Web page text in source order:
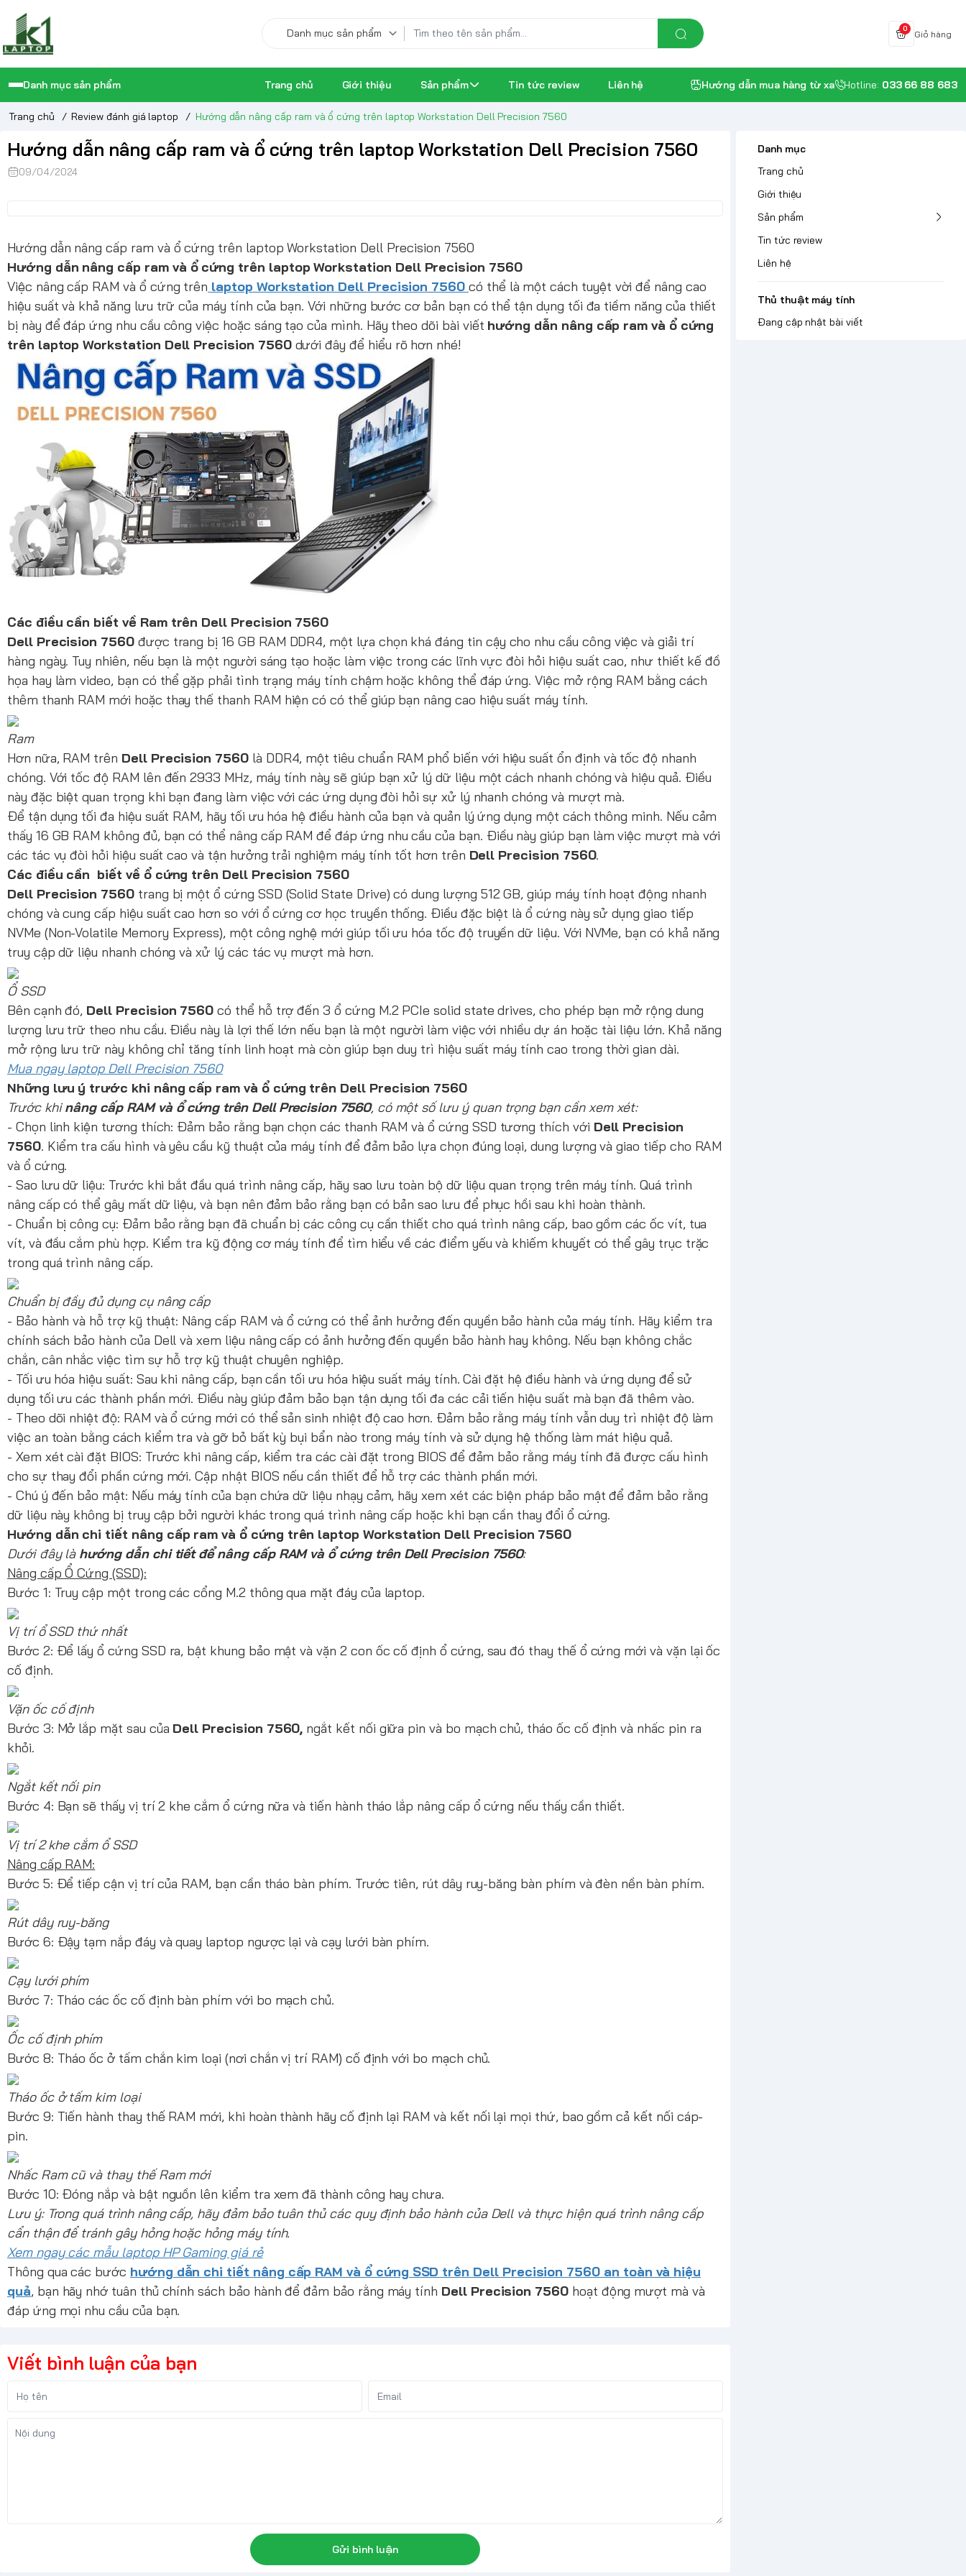
0
Giỏ hàng
Danh mục sản phẩm Trang chủ Giới thiệu Sản phẩm Tin tức review Liên hệ Hướng dẫn mua hàng từ xa Hotline: 033 66 88 683
Trang chủ / Review đánh giá laptop / Hướng dẫn nâng cấp ram và ổ cứng trên laptop Workstation Dell Precision 7560
Hướng dẫn nâng cấp ram và ổ cứng trên laptop Workstation Dell Precision 7560
09/04/2024
Hướng dẫn nâng cấp ram và ổ cứng trên laptop Workstation Dell Precision 7560
Hướng dẫn nâng cấp ram và ổ cứng trên laptop Workstation Dell Precision 7560
Việc nâng cấp RAM và ổ cứng trên laptop Workstation Dell Precision 7560 có thể là một cách tuyệt vời để nâng cao
hiệu suất và khả năng lưu trữ của máy tính của bạn. Với những bước cơ bản bạn có thể tận dụng tối đa tiềm năng của thiết
bị này để đáp ứng nhu cầu công việc hoặc sáng tạo của mình. Hãy theo dõi bài viết hướng dẫn nâng cấp ram và ổ cứng
trên laptop Workstation Dell Precision 7560dưới đây để hiểu rõ hơn nhé!
Các điều cần biết về Ram trên Dell Precision 7560
Dell Precision 7560được trang bị 16 GB RAM DDR4, một lựa chọn khá đáng tin cậy cho nhu cầu công việc và giải trí
hàng ngày. Tuy nhiên, nếu bạn là một người sáng tạo hoặc làm việc trong các lĩnh vực đòi hỏi hiệu suất cao, như thiết kế đồ
họa hay làm video, bạn có thể gặp phải tình trạng máy tính chậm hoặc không thể đáp ứng. Việc mở rộng RAM bằng cách
thêm thanh RAM mới hoặc thay thế thanh RAM hiện có có thể giúp bạn nâng cao hiệu suất máy tính.
Ram
Hơn nữa, RAM trên Dell Precision 7560 là DDR4, một tiêu chuẩn RAM phổ biến với hiệu suất ổn định và tốc độ nhanh
chóng. Với tốc độ RAM lên đến 2933 MHz, máy tính này sẽ giúp bạn xử lý dữ liệu một cách nhanh chóng và hiệu quả. Điều
này đặc biệt quan trọng khi bạn đang làm việc với các ứng dụng đòi hỏi sự xử lý nhanh chóng và mượt mà.
Để tận dụng tối đa hiệu suất RAM, hãy tối ưu hóa hệ điều hành của bạn và quản lý ứng dụng một cách thông minh. Nếu cảm
thấy 16 GB RAM không đủ, bạn có thể nâng cấp RAM để đáp ứng nhu cầu của bạn. Điều này giúp bạn làm việc mượt mà với
các tác vụ đòi hỏi hiệu suất cao và tận hưởng trải nghiệm máy tính tốt hơn trên Dell Precision 7560.
Các điều cần biết về ổ cứng trên Dell Precision 7560
Dell Precision 7560trang bị một ổ cứng SSD (Solid State Drive) có dung lượng 512 GB, giúp máy tính hoạt động nhanh
chóng và cung cấp hiệu suất cao hơn so với ổ cứng cơ học truyền thống. Điều đặc biệt là ổ cứng này sử dụng giao tiếp
NVMe (Non-Volatile Memory Express), một công nghệ mới giúp tối ưu hóa tốc độ truyền dữ liệu. Với NVMe, bạn có khả năng
truy cập dữ liệu nhanh chóng và xử lý các tác vụ mượt mà hơn.
Ổ SSD
Bên cạnh đó, Dell Precision 7560có thể hỗ trợ đến 3 ổ cứng M.2 PCIe solid state drives, cho phép bạn mở rộng dung
lượng lưu trữ theo nhu cầu. Điều này là lợi thế lớn nếu bạn là một người làm việc với nhiều dự án hoặc tài liệu lớn. Khả năng
mở rộng lưu trữ này không chỉ tăng tính linh hoạt mà còn giúp bạn duy trì hiệu suất máy tính cao trong thời gian dài.
Mua ngay laptop Dell Precision 7560
Những lưu ý trước khi nâng cấp ram và ổ cứng trên Dell Precision 7560
Trước khinâng cấp RAM và ổ cứng trên Dell Precision 7560, có một số lưu ý quan trọng bạn cần xem xét:
- Chọn linh kiện tương thích: Đảm bảo rằng bạn chọn các thanh RAM và ổ cứng SSD tương thích với Dell Precision
7560. Kiểm tra cấu hình và yêu cầu kỹ thuật của máy tính để đảm bảo lựa chọn đúng loại, dung lượng và giao tiếp cho RAM
và ổ cứng.
- Sao lưu dữ liệu: Trước khi bắt đầu quá trình nâng cấp, hãy sao lưu toàn bộ dữ liệu quan trọng trên máy tính. Quá trình
nâng cấp có thể gây mất dữ liệu, và bạn nên đảm bảo rằng bạn có bản sao lưu để phục hồi sau khi hoàn thành.
- Chuẩn bị công cụ: Đảm bảo rằng bạn đã chuẩn bị các công cụ cần thiết cho quá trình nâng cấp, bao gồm các ốc vít, tua
vít, và đầu cắm phù hợp. Kiểm tra kỹ động cơ máy tính để tìm hiểu về các điểm yếu và khiếm khuyết có thể gây trục trặc
trong quá trình nâng cấp.
Chuẩn bị đầy đủ dụng cụ nâng cấp
- Bảo hành và hỗ trợ kỹ thuật: Nâng cấp RAM và ổ cứng có thể ảnh hưởng đến quyền bảo hành của máy tính. Hãy kiểm tra
chính sách bảo hành của Dell và xem liệu nâng cấp có ảnh hưởng đến quyền bảo hành hay không. Nếu bạn không chắc
chắn, cân nhắc việc tìm sự hỗ trợ kỹ thuật chuyên nghiệp.
- Tối ưu hóa hiệu suất: Sau khi nâng cấp, bạn cần tối ưu hóa hiệu suất máy tính. Cài đặt hệ điều hành và ứng dụng để sử
dụng tối ưu các thành phần mới. Điều này giúp đảm bảo bạn tận dụng tối đa các cải tiến hiệu suất mà bạn đã thêm vào.
- Theo dõi nhiệt độ: RAM và ổ cứng mới có thể sản sinh nhiệt độ cao hơn. Đảm bảo rằng máy tính vẫn duy trì nhiệt độ làm
việc an toàn bằng cách kiểm tra và gỡ bỏ bất kỳ bụi bẩn nào trong máy tính và sử dụng hệ thống làm mát hiệu quả.
- Xem xét cài đặt BIOS: Trước khi nâng cấp, kiểm tra các cài đặt trong BIOS để đảm bảo rằng máy tính đã được cấu hình
cho sự thay đổi phần cứng mới. Cập nhật BIOS nếu cần thiết để hỗ trợ các thành phần mới.
- Chú ý đến bảo mật: Nếu máy tính của bạn chứa dữ liệu nhạy cảm, hãy xem xét các biện pháp bảo mật để đảm bảo rằng
dữ liệu này không bị truy cập bởi người khác trong quá trình nâng cấp hoặc khi bạn cần thay đổi ổ cứng.
Hướng dẫn chi tiết nâng cấp ram và ổ cứng trên laptop Workstation Dell Precision 7560
Dưới đây là hướng dẫn chi tiết để nâng cấp RAM và ổ cứng trên Dell Precision 7560:
Nâng cấp Ổ Cứng (SSD):
Bước 1: Truy cập một trong các cổng M.2 thông qua mặt đáy của laptop.
Vị trí ổ SSD thứ nhất
Bước 2: Để lấy ổ cứng SSD ra, bật khung bảo mật và vặn 2 con ốc cố định ổ cứng, sau đó thay thế ổ cứng mới và vặn lại ốc
cố định.
Vặn ốc cố định
Bước 3: Mở lắp mặt sau của Dell Precision 7560, ngắt kết nối giữa pin và bo mạch chủ, tháo ốc cố định và nhấc pin ra
khỏi.
Ngắt kết nối pin
Bước 4: Bạn sẽ thấy vị trí 2 khe cắm ổ cứng nữa và tiến hành tháo lắp nâng cấp ổ cứng nếu thấy cần thiết.
Vị trí 2 khe cắm ổ SSD
Nâng cấp RAM:
Bước 5: Để tiếp cận vị trí của RAM, bạn cần tháo bàn phím. Trước tiên, rút dây ruy-băng bàn phím và đèn nền bàn phím.
Rút dây ruy-băng
Bước 6: Đậy tạm nắp đáy và quay laptop ngược lại và cạy lưới bàn phím.
Cạy lưới phím
Bước 7: Tháo các ốc cố định bàn phím với bo mạch chủ.
Ốc cố định phím
Bước 8: Tháo ốc ở tấm chắn kim loại (nơi chắn vị trí RAM) cố định với bo mạch chủ.
Tháo ốc ở tấm kim loại
Bước 9: Tiến hành thay thế RAM mới, khi hoàn thành hãy cố định lại RAM và kết nối lại mọi thứ, bao gồm cả kết nối cáp-
pin.
Nhấc Ram cũ và thay thế Ram mới
Bước 10: Đóng nắp và bật nguồn lên kiểm tra xem đã thành công hay chưa.
Lưu ý: Trong quá trình nâng cấp, hãy đảm bảo tuân thủ các quy định bảo hành của Dell và thực hiện quá trình nâng cấp
cẩn thận để tránh gây hỏng hoặc hỏng máy tính.
Xem ngay các mẫu laptop HP Gaming giá rẻ
Thông qua các bước hướng dẫn chi tiết nâng cấp RAM và ổ cứng SSD trên Dell Precision 7560 an toàn và hiệu
quả, bạn hãy nhớ tuân thủ chính sách bảo hành để đảm bảo rằng máy tính Dell Precision 7560hoạt động mượt mà và
đáp ứng mọi nhu cầu của bạn.
Viết bình luận của bạn
Gửi bình luận
Danh mục
Trang chủ
Giới thiệu
Sản phẩm
Tin tức review
Liên hệ
Thủ thuật máy tính
Đang cập nhật bài viết